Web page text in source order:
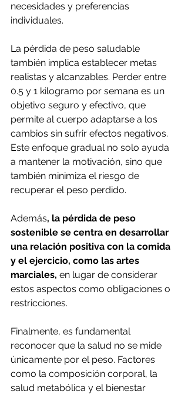
necesidades y preferencias
individuales.
La pérdida de peso saludable
también implica establecer metas
realistas y alcanzables. Perder entre
0.5 y 1 kilogramo por semana es un
objetivo seguro y efectivo, que
permite al cuerpo adaptarse a los
cambios sin sufrir efectos negativos.
Este enfoque gradual no solo ayuda
a mantener la motivación, sino que
también minimiza el riesgo de
recuperar el peso perdido.
Además, la pérdida de peso
sostenible se centra en desarrollar
una relación positiva con la comida
y el ejercicio, como las artes
marciales, en lugar de considerar
estos aspectos como obligaciones o
restricciones.
Finalmente, es fundamental
reconocer que la salud no se mide
únicamente por el peso. Factores
como la composición corporal, la
salud metabólica y el bienestar